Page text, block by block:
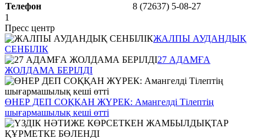
Телефон
8 (72637) 5-08-27
1
Пресс центр
ЖАЛПЫ АУДАНДЫҚ
СЕНБІЛІК
27 АДАМҒА
ЖОЛДАМА БЕРІЛДІ
ӨНЕР ДЕП СОҚҚАН ЖҮРЕК: Амангелді Тілептің
шығармашылық кеші өтті